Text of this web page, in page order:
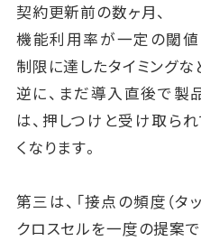
契約更新前の数ヶ月、
機能利用率が一定の閾値
制限に達したタイミングな
逆に、まだ導入直後で製
は、押しつけと受け取ら
くなります。
第三は、「接点の頻度（タ
クロスセルを一度の提案